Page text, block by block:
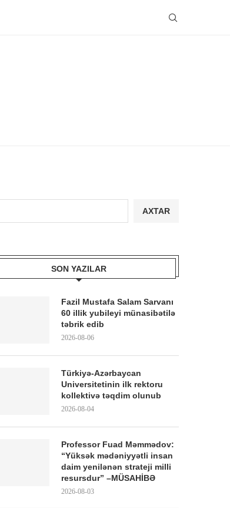
AXTAR
SON YAZILAR
Fazil Mustafa Salam Sarvanı
60 illik yubileyi münasibətilə
təbrik edib
2026-08-06
Türkiyə-Azərbaycan
Universitetinin ilk rektoru
kollektivə təqdim olunub
2026-08-04
Professor Fuad Məmmədov:
“Yüksək mədəniyyətli insan
daim yenilənən strateji milli
resursdur” –MÜSAHİBƏ
2026-08-03